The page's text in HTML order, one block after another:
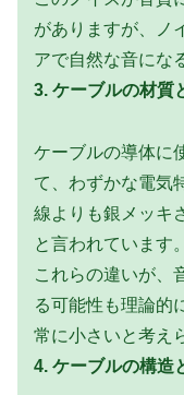
がありますが、ノ
アで自然な音にな
3. ケーブルの材質
ケーブルの導体に
て、わずかな電気
線よりも銀メッキ
と言われています。
これらの違いが、
る可能性も理論的
常に小さいと考え
4. ケーブルの構造